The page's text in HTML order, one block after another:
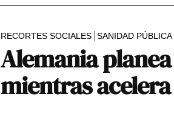
RECORTES SOCIALES SANIDAD PÚBLICA
Alemania
mientras